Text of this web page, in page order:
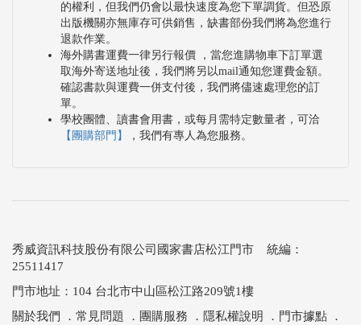
的權利，但我們仍會以最快速度為您下單調貨。但恐原
出版機關亦無庫存可供銷售，缺書部份我們將為您進行
退款作業。
海外購書運費一律另行報價 ，當您進購物車下訂單選
取海外寄送地址後，我們將另以mail通知您運費金額。
確認書款與運費一併支付後，我們將儘速處理您的訂
單。
學校團體、讀書會用書，或每月需特定數量者，可洽
【團購部門】
，我們有專人為您服務。
秀威資訊科技股份有限公司國家書店松江門市 統編：
25511417
門市地址：104 台北市中山區松江路209號1樓
關於我們
． 常見問題 ． 團購服務 ． 隱私權說明 ． 門市據點 ．